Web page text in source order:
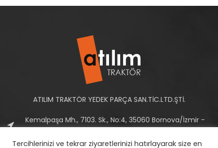
ATILIM TRAKTÖR YEDEK PARÇA SAN.TİC.LTD.ŞTİ.
Kemalpaşa Mh., 7103. Sk., No:4, 35060 Bornova/İzmir -
Tercihlerinizi ve tekrar ziyaretlerinizi hatırlayarak size en